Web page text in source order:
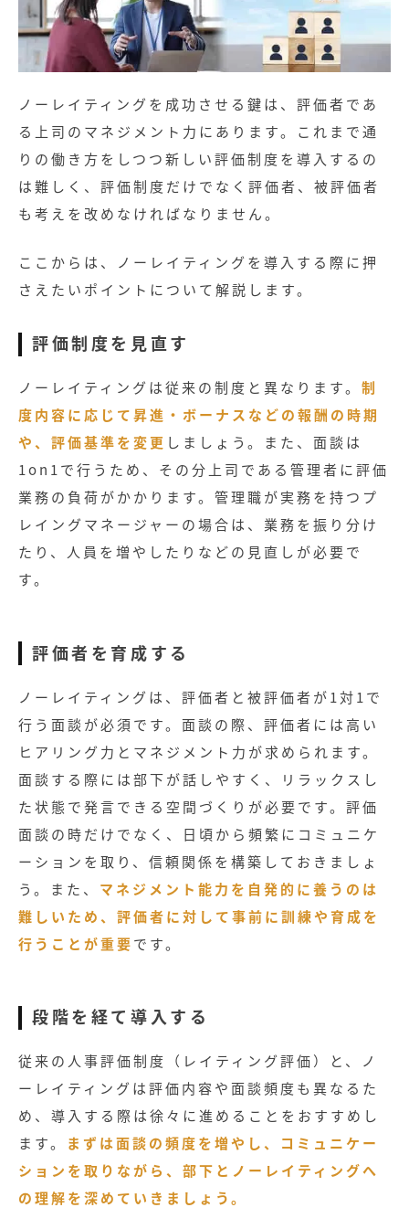
無料お役立ち資料
経営セミナー
ノーレイティングを成功させる鍵は、評価者であ
る上司のマネジメント力にあります。これまで通
りの働き方をしつつ新しい評価制度を導入するの
は難しく、評価制度だけでなく評価者、被評価者
も考えを改めなければなりません。
ここからは、ノーレイティングを導入する際に押
さえたいポイントについて解説します。
評価制度を見直す
ノーレイティングは従来の制度と異なります。 制
度内容に応じて昇進・ボーナスなどの報酬の時期
や、評価基準を変更 しましょう。また、面談は
1on1で行うため、その分上司である管理者に評価
業務の負荷がかかります。管理職が実務を持つプ
レイングマネージャーの場合は、業務を振り分け
たり、人員を増やしたりなどの見直しが必要で
す。
評価者を育成する
ノーレイティングは、評価者と被評価者が1対1で
行う面談が必須です。面談の際、評価者には高い
ヒアリング力とマネジメント力が求められます。
面談する際には部下が話しやすく、リラックスし
た状態で発言できる空間づくりが必要です。評価
面談の時だけでなく、日頃から頻繁にコミュニケ
ーションを取り、信頼関係を構築しておきましょ
う。また、 マネジメント能力を自発的に養うのは
難しいため、評価者に対して事前に訓練や育成を
行うことが重要です。
段階を経て導入する
従来の人事評価制度（レイティング評価）と、ノ
ーレイティングは評価内容や面談頻度も異なるた
め、導入する際は徐々に進めることをおすすめし
ます。 まずは面談の頻度を増やし、コミュニケー
ションを取りながら、部下とノーレイティングへ
の理解を深めていきましょう。